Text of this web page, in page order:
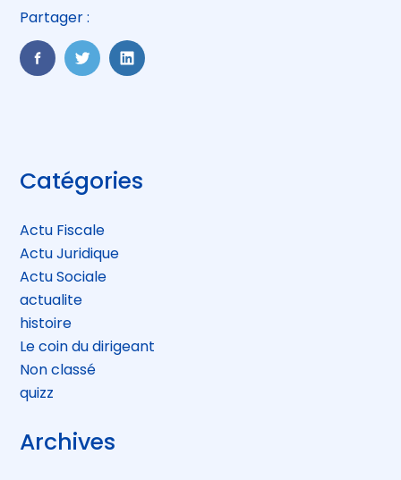
Partager :
FaceBook
TwitterLinkedIn
Blog
sidebar
Catégories
Actu Fiscale
Actu Juridique
Actu Sociale
actualite
histoire
Le coin du dirigeant
Non classé
quizz
Archives